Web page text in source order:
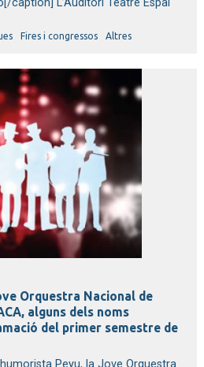
caption] L’Auditori Teatre Espai
Fires i congressos Altres
Orquestra Nacional de
alguns dels noms
del primer semestre de